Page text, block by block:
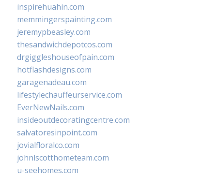
inspirehuahin.com
memmingerspainting.com
jeremypbeasley.com
thesandwichdepotcos.com
drgiggleshouseofpain.com
hotflashdesigns.com
garagenadeau.com
lifestylechauffeurservice.com
EverNewNails.com
insideoutdecoratingcentre.com
salvatoresinpoint.com
jovialfloralco.com
johnlscotthometeam.com
u-seehomes.com